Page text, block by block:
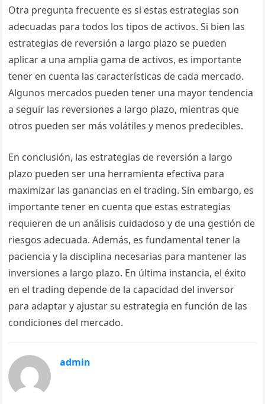
Otra pregunta frecuente es si estas estrategias son
adecuadas para todos los tipos de activos. Si bien las
estrategias de reversión a largo plazo se pueden
aplicar a una amplia gama de activos, es importante
tener en cuenta las características de cada mercado.
Algunos mercados pueden tener una mayor tendencia
a seguir las reversiones a largo plazo, mientras que
otros pueden ser más volátiles y menos predecibles.
En conclusión, las estrategias de reversión a largo
plazo pueden ser una herramienta efectiva para
maximizar las ganancias en el trading. Sin embargo, es
importante tener en cuenta que estas estrategias
requieren de un análisis cuidadoso y de una gestión de
riesgos adecuada. Además, es fundamental tener la
paciencia y la disciplina necesarias para mantener las
inversiones a largo plazo. En última instancia, el éxito
en el trading depende de la capacidad del inversor
para adaptar y ajustar su estrategia en función de las
condiciones del mercado.
admin